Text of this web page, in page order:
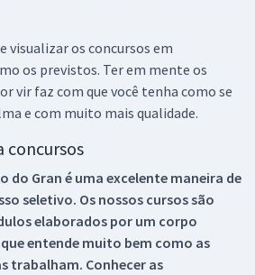
visualizar os concursos em
os previstos. Ter em mente os
vir faz com que você tenha como se
e com muito mais qualidade.
concursos
do Gran é uma excelente maneira de
seletivo. Os nossos cursos são
elaborados por um corpo
entende muito bem como as
trabalham. Conhecer as